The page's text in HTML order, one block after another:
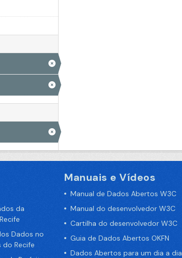
da
Dados no
do Recife
Manuais e Vídeos
Manual de Dados Abertos W3C
Manual do desenvolvedor W3C
Cartilha do desenvolvedor W3C
Guia de Dados Abertos OKFN
Dados Abertos para um dia a dia